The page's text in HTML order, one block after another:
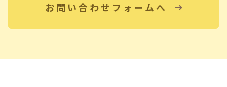
お問い合わせフォームへ